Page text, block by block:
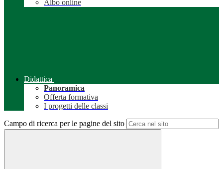
Albo online
Didattica
Panoramica
Offerta formativa
I progetti delle classi
Campo di ricerca per le pagine del sito